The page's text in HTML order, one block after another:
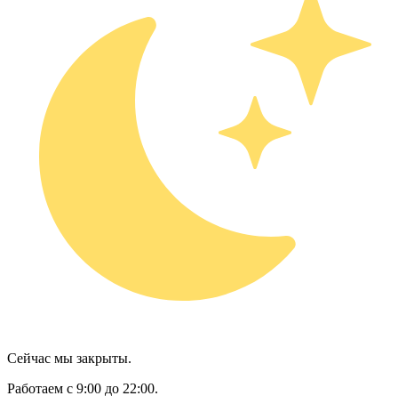
Сейчас мы закрыты.
Работаем с 9:00 до 22:00.